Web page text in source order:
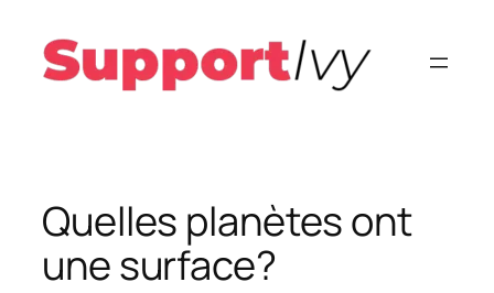
contenu
Quelles planètes ont
une surface?